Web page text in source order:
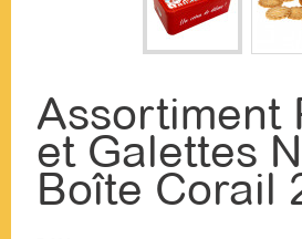
Assortiment
et Galettes
Boîte Corail